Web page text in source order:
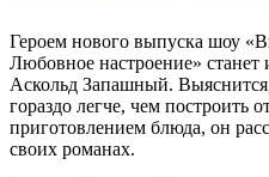
Героем нового выпуска шоу
Любовное настроение»
Аскольд Запашный.
гораздо легче, чем построить
приготовлением блюда, он
своих романах.